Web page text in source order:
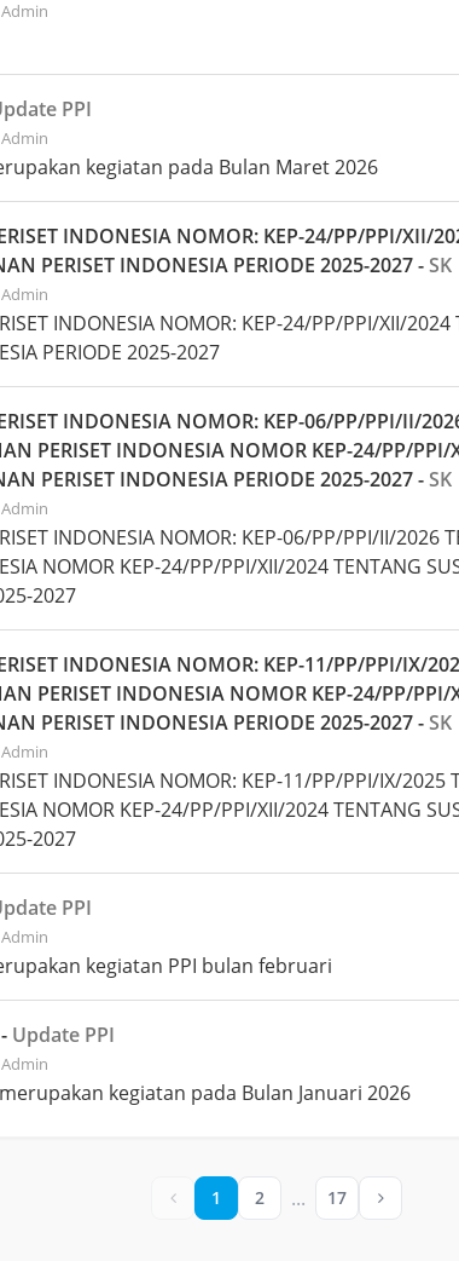
PPI
kegiatan pada Bulan Maret 2026
INDONESIA NOMOR: KEP-24/PP/PPI/XII/
PERISET INDONESIA PERIODE 2025-2027 -SK
INDONESIA NOMOR: KEP-24/PP/PPI/XII/
PERIODE 2025-2027
INDONESIA NOMOR: KEP-06/PP/PPI/II/
PERISET INDONESIA NOMOR KEP-24/PP/
PERISET INDONESIA PERIODE 2025-2027 -SK
INDONESIA NOMOR: KEP-06/PP/PPI/II/2026
NOMOR KEP-24/PP/PPI/XII/2024 TENTANG
2027
INDONESIA NOMOR: KEP-11/PP/PPI/IX/
PERISET INDONESIA NOMOR KEP-24/PP/
PERISET INDONESIA PERIODE 2025-2027 -SK
INDONESIA NOMOR: KEP-11/PP/PPI/IX/2025
NOMOR KEP-24/PP/PPI/XII/2024 TENTANG
2027
PPI
kegiatan PPI bulan februari
Update PPI
kegiatan pada Bulan Januari 2026
1 2 ... 17